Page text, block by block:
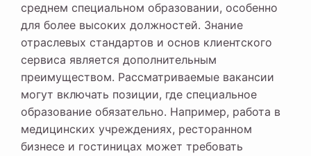
среднем специальном образовании, особенно
для более высоких должностей. Знание
отраслевых стандартов и основ клиентского
сервиса является дополнительным
преимуществом. Рассматриваемые вакансии
могут включать позиции, где специальное
образование обязательно. Например, работа в
медицинских учреждениях, ресторанном
бизнесе и гостиницах может требовать